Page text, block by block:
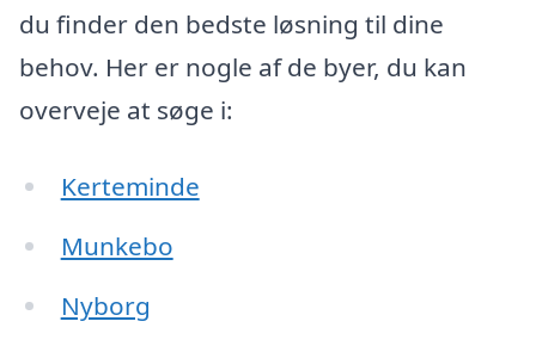
du finder den bedste løsning til dine
behov. Her er nogle af de byer, du kan
overveje at søge i:
Kerteminde
Munkebo
Nyborg